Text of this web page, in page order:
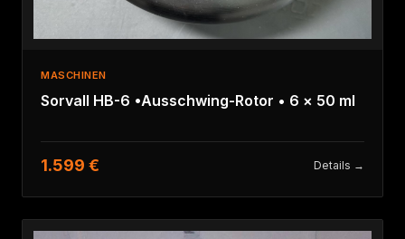
MASCHINEN
Sorvall HB-6 •Ausschwing-Rotor • 6 × 50 ml
1.599 € Details →